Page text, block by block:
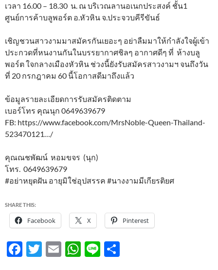
เวลา 16.00 – 18.30 น. ณ บริเวณลานอเนกประสงค์ ชั้น1
ศูนย์การค้าบลูพอร์ต อ.หัวหิน จ.ประจวบคีรีขันธ์
เชิญชวนสาวงามมาสมัครกันเยอะๆ อย่าลืมมาให้กำลังใจผู้เข้า
ประกวดที่หนงานกันในบรรยากาศชิลๆ อากาศดีๆ ที่ ห้างบลู
พอร์ต ใจกลางเมืองหัวหิน ช่วงนี้ยังรับสมัครสาวงามฯ จนถึงวัน
ที่ 20 กรกฎาคม 60 นี้โอกาสดีมาถึงแล้ว
ข้อมูลรายละเอียดการรับสมัครติดตาม
เบอร์โทร คุณนุก 0649639679
FB: https://www.facebook.com/MrsNoble-Queen-Thailand-
523470121…/
คุณณชพัฒน์ หอมขจร (นุก)
โทร. 0649639679
#อย่าหยุดฝัน อายุมิใช่อุปสรรค #นางงามมีเกียรติยศ
SHARE THIS:
Facebook X Pinterest
F
T
E
W Li